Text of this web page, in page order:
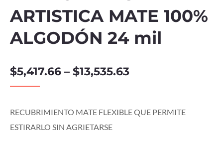
ARTISTICA MATE 100%
ALGODÓN 24 mil
$5,417.66 – $13,535.63
RECUBRIMIENTO MATE FLEXIBLE QUE PERMITE
ESTIRARLO SIN AGRIETARSE